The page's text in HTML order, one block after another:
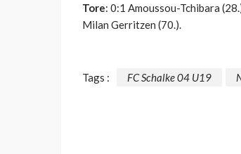
Tore: 0:1 Amoussou-Tchibara
Milan Gerritzen (70.).
Tags : FC Schalke 04 U19